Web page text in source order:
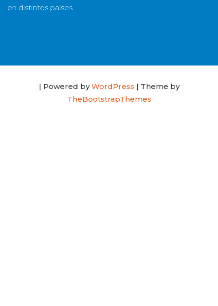
en distintos países.
| Powered byWordPress | Theme by
TheBootstrapThemes